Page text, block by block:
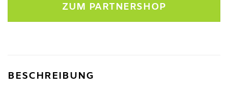
ZUM PARTNERSHOP
BESCHREIBUNG